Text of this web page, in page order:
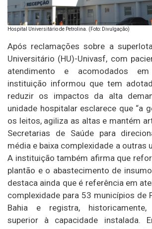
Hospital Universitário de Petrolina. (Foto: Divulgação)
Após reclamações sobre a
Universitário (HU)-Univasf, com
atendimento e acomodados
instituição informou que tem
reduzir os impactos da alta
unidade hospitalar esclarece que “a
os leitos, agiliza as altas e mantém
Secretarias de Saúde para
média e baixa complexidade a outras
A instituição também afirma que
plantão e o abastecimento de
destaca ainda que é referência em
complexidade para 53 municípios de
Bahia e registra,
superior à capacidade instalada.